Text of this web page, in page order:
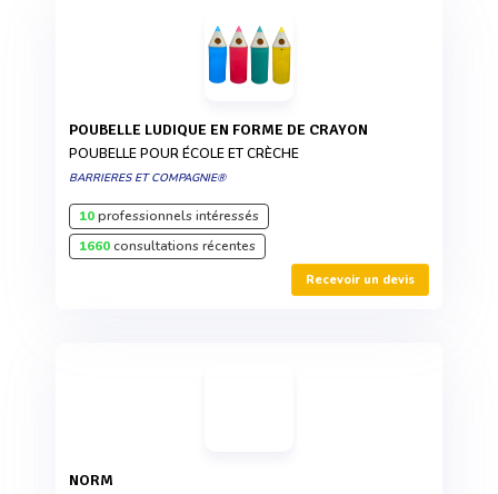
POUBELLE LUDIQUE EN FORME DE CRAYON
POUBELLE POUR ÉCOLE ET CRÈCHE
BARRIERES ET COMPAGNIE®
10professionnels intéressés
1660consultations récentes
Recevoir un devis
NORM